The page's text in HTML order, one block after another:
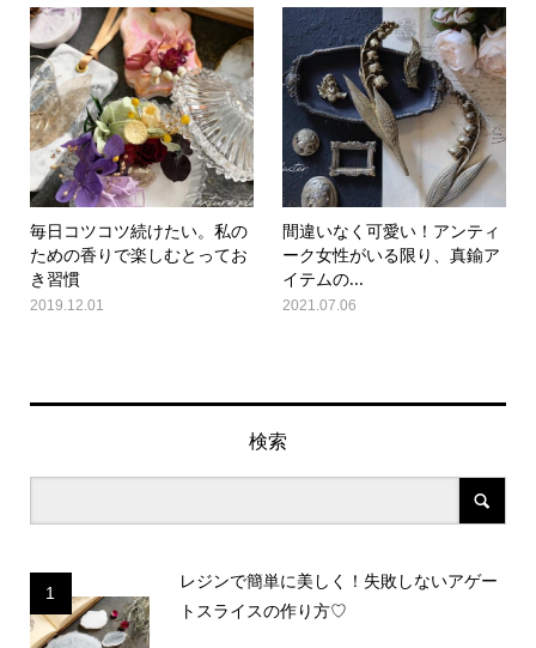
毎日コツコツ続けたい。私の
ための香りで楽しむとってお
き習慣
2019.12.01
間違いなく可愛い！アンティ
ーク女性がいる限り、真鍮ア
イテムの...
2021.07.06
検索
1
レジンで簡単に美しく！失敗しないアゲー
トスライスの作り方♡